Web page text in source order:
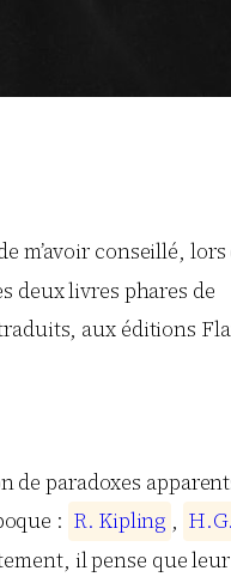
m’avoir conseillé, lors
deux livres phares de
aux éditions
de paradoxes
: R. Kipling , H.G.
il pense que